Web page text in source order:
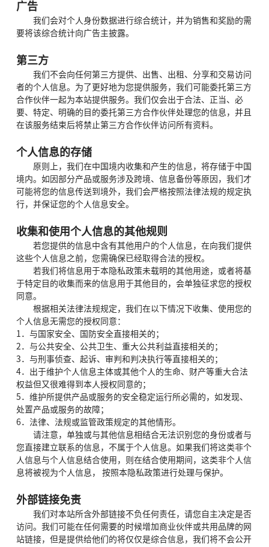
广告
我们会对个人身份数据进行综合统计，并为销售和奖励的需
要将该综合统计向广告主披露。
第三方
我们不会向任何第三方提供、出售、出租、分享和交易访问
者的个人信息。为了更好地为您提供服务，我们可能委托第三方
合作伙伴一起为本站提供服务。我们仅会出于合法、正当、必
要、特定、明确的目的委托第三方合作伙伴处理您的信息，并且
在该服务结束后将禁止第三方合作伙伴访问所有资料。
个人信息的存储
原则上，我们在中国境内收集和产生的信息，将存储于中国
境内。如因部分产品或服务涉及跨境、信息备份等原因，我们才
可能将您的信息传送到境外，我们会严格按照法律法规的规定执
行，并保证您的个人信息安全。
收集和使用个人信息的其他规则
若您提供的信息中含有其他用户的个人信息，在向我们提供
这些个人信息之前，您需确保已经取得合法的授权。
若我们将信息用于本隐私政策未载明的其他用途，或者将基
于特定目的收集而来的信息用于其他目的，会单独征求您的授权
同意。
根据相关法律法规规定，我们在以下情况下收集、使用您的
个人信息无需您的授权同意：
1．与国家安全、国防安全直接相关的；
2．与公共安全、公共卫生、重大公共利益直接相关的；
3．与刑事侦查、起诉、审判和判决执行等直接相关的；
4．出于维护个人信息主体或其他个人的生命、财产等重大合法
权益但又很难得到本人授权同意的；
5．维护所提供产品或服务的安全稳定运行所必需的，如发现、
处置产品或服务的故障；
6．法律、法规或监管政策规定的其他情形。
请注意，单独或与其他信息相结合无法识别您的身份或者与
您直接建立联系的信息，不属于个人信息。如果我们将这类非个
人信息与个人信息结合使用，则在结合使用期间，这类非个人信
息将被视为个人信息， 按照本隐私政策进行处理与保护。
外部链接免责
我们对本站所含外部链接不负任何责任，请您自主决定是否
访问。我们可能在任何需要的时候增加商业伙伴或共用品牌的网
站链接，但是提供给他们的将仅仅是综合信息，我们将不会公开